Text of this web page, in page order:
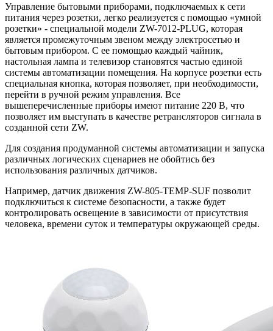
Управление бытовыми приборами, подключаемых к сети
питания через розетки, легко реализуется с помощью «умной
розетки» - специальной модели ZW-7012-PLUG, которая
является промежуточным звеном между электросетью и
бытовым прибором. С ее помощью каждый чайник,
настольная лампа и телевизор становятся частью единой
системы автоматизации помещения. На корпусе розетки есть
специальная кнопка, которая позволяет, при необходимости,
перейти в ручной режим управления. Все
вышеперечисленные приборы имеют питание 220 В, что
позволяет им выступать в качестве ретрансляторов сигнала в
созданной сети ZW.
Для создания продуманной системы автоматизации и запуска
различных логических сценариев не обойтись без
использования различных датчиков.
Например, датчик движения ZW-805-TEMP-SUF позволит
подключиться к системе безопасности, а также будет
контролировать освещение в зависимости от присутствия
человека, времени суток и температуры окружающей среды.